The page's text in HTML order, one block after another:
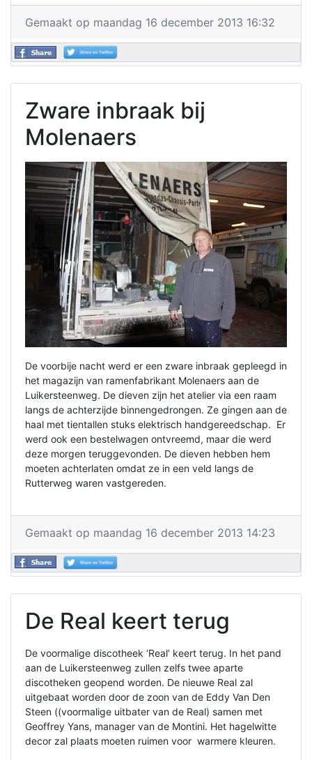
Gemaakt op maandag 16 december 2013 16:32
Zware inbraak bij
Molenaers
De voorbije nacht werd er een zware inbraak gepleegd in
het magazijn van ramenfabrikant Molenaers aan de
Luikersteenweg. De dieven zijn het atelier via een raam
langs de achterzijde binnengedrongen. Ze gingen aan de
haal met tientallen stuks elektrisch handgereedschap. Er
werd ook een bestelwagen ontvreemd, maar die werd
deze morgen teruggevonden. De dieven hebben hem
moeten achterlaten omdat ze in een veld langs de
Rutterweg waren vastgereden.
Gemaakt op maandag 16 december 2013 14:23
De Real keert terug
De voormalige discotheek ‘Real’ keert terug. In het pand
aan de Luikersteenweg zullen zelfs twee aparte
discotheken geopend worden. De nieuwe Real zal
uitgebaat worden door de zoon van de Eddy Van Den
Steen ((voormalige uitbater van de Real) samen met
Geoffrey Yans, manager van de Montini. Het hagelwitte
decor zal plaats moeten ruimen voor warmere kleuren.